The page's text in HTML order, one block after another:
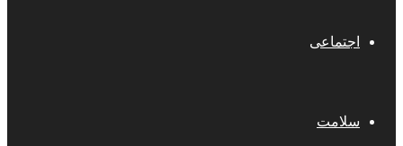
اجتماعی
سلامت